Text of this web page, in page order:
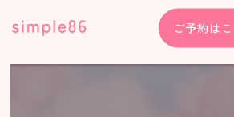
ご予約は